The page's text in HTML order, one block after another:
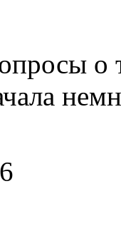
о